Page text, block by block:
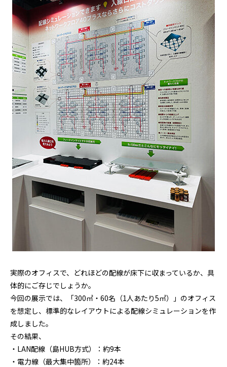
実際のオフィスで、どれほどの配線が床下に収まっているか、具
体的にご存じでしょうか。
今回の展示では、「300㎡・60名（1人あたり5㎡）」のオフィス
を想定し、標準的なレイアウトによる配線シミュレーションを作
成しました。
その結果、
・LAN配線（島HUB方式）：約9本
・電力線（最大集中箇所）：約24本